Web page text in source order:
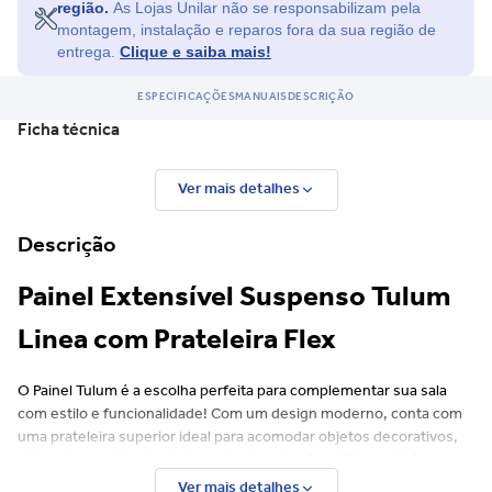
Ficou com dúvida e não quer perder a oportunidade?
Entre em contato para saber mais do produto.
região.
montagem, instalação e reparos fora da sua região de
entrega. Clique e saiba mais!
ESPECIFICAÇÕESMANUAISDESCRIÇÃO
Ficha técnica
Ver mais detalhes
Descrição
Painel Extensível Suspenso Tulum
Linea com Prateleira Flex
O Painel Tulum é a escolha perfeita para complementar sua sala
com estilo e funcionalidade! Com um design moderno, conta com
uma prateleira superior ideal para acomodar objetos decorativos,
deixando o ambiente ainda mais elegante. Seu diferencial é a
estrutura extensível, que permite a instalação em medidas de